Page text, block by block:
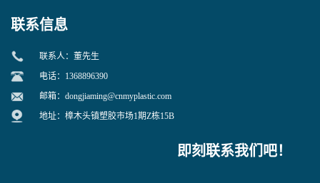
联系信息
联系人：董先生
电话：1368896390
邮箱： dongjiaming@cnmyplastic.com
地址：樟木头镇塑胶市场1期Z栋15B
即刻联系我们吧！